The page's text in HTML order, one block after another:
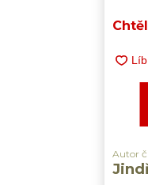
Autor